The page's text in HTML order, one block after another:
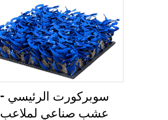
سوبركورت الرئيسي -
عشب صناعي لملاعب